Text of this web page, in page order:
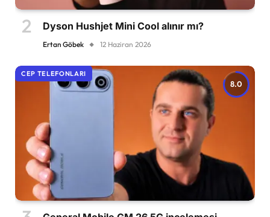
Dyson Hushjet Mini Cool alınır mı?
Ertan Göbek 12 Haziran 2026
8.0
CEP TELEFONLARI